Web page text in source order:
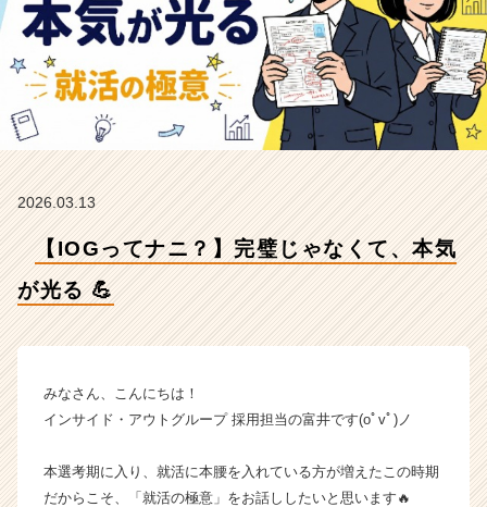
サ
イ
ド・
ア
ウ
ト
グ
の
タ
|
ベ
チ
ャ
2026.03.13
【IOGってナニ？】完璧じゃなくて、本気
が光る 💪
みなさん、こんにちは！
インサイド・アウトグループ 採用担当の富井です(oﾟvﾟ)ノ
本選考期に入り、就活に本腰を入れている方が増えたこの時期
だからこそ、「就活の極意」をお話ししたいと思います🔥